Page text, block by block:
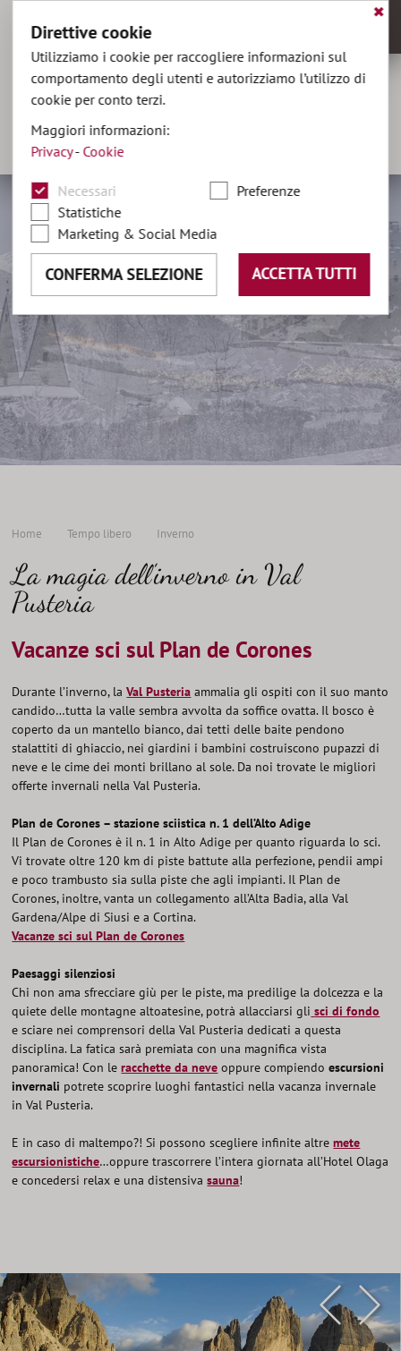
+39 0474 496141
Home Tempo libero Inverno
La magia dell’inverno in Val
Pusteria
Vacanze sci sul Plan de Corones
Durante l’inverno, laVal Pusteria ammalia gli ospiti con il suo manto
candido…tutta la valle sembra avvolta da soffice ovatta. Il bosco è
coperto da un mantello bianco, dai tetti delle baite pendono
stalattiti di ghiaccio, nei giardini i bambini costruiscono pupazzi di
neve e le cime dei monti brillano al sole. Da noi trovate le migliori
offerte invernali nella Val Pusteria.
Plan de Corones – stazione sciistica n. 1 dell’Alto Adige
Il Plan de Corones è il n. 1 in Alto Adige per quanto riguarda lo sci.
Vi trovate oltre 120 km di piste battute alla perfezione, pendii ampi
e poco trambusto sia sulla piste che agli impianti. Il Plan de
Corones, inoltre, vanta un collegamento all’Alta Badia, alla Val
Gardena/Alpe di Siusi e a Cortina.
Vacanze sci sul Plan de Corones
Paesaggi silenziosi
Chi non ama sfrecciare giù per le piste, ma predilige la dolcezza e la
quiete delle montagne altoatesine, potrà allacciarsi gli sci di fondo
e sciare nei comprensori della Val Pusteria dedicati a questa
disciplina. La fatica sarà premiata con una magnifica vista
panoramica! Con leracchette da neve oppure compiendoescursioni
invernali potrete scoprire luoghi fantastici nella vacanza invernale
in Val Pusteria.
E in caso di maltempo?! Si possono scegliere infinite altremete
escursionistiche…oppure trascorrere l’intera giornata all’Hotel Olaga
e concedersi relax e una distensivasauna!
✖
Direttive cookie
Utilizziamo i cookie per raccogliere informazioni sul
comportamento degli utenti e autorizziamo l’utilizzo di
cookie per conto terzi.
Maggiori informazioni:
Privacy- Cookie
Necessari
Preferenze
Statistiche
Marketing & Social Media
CONFERMA SELEZIONE ACCETTA TUTTI